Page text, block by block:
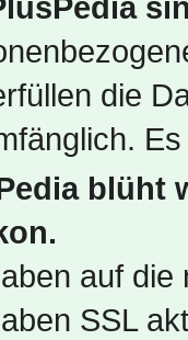
die
blüht
auf die
SSL